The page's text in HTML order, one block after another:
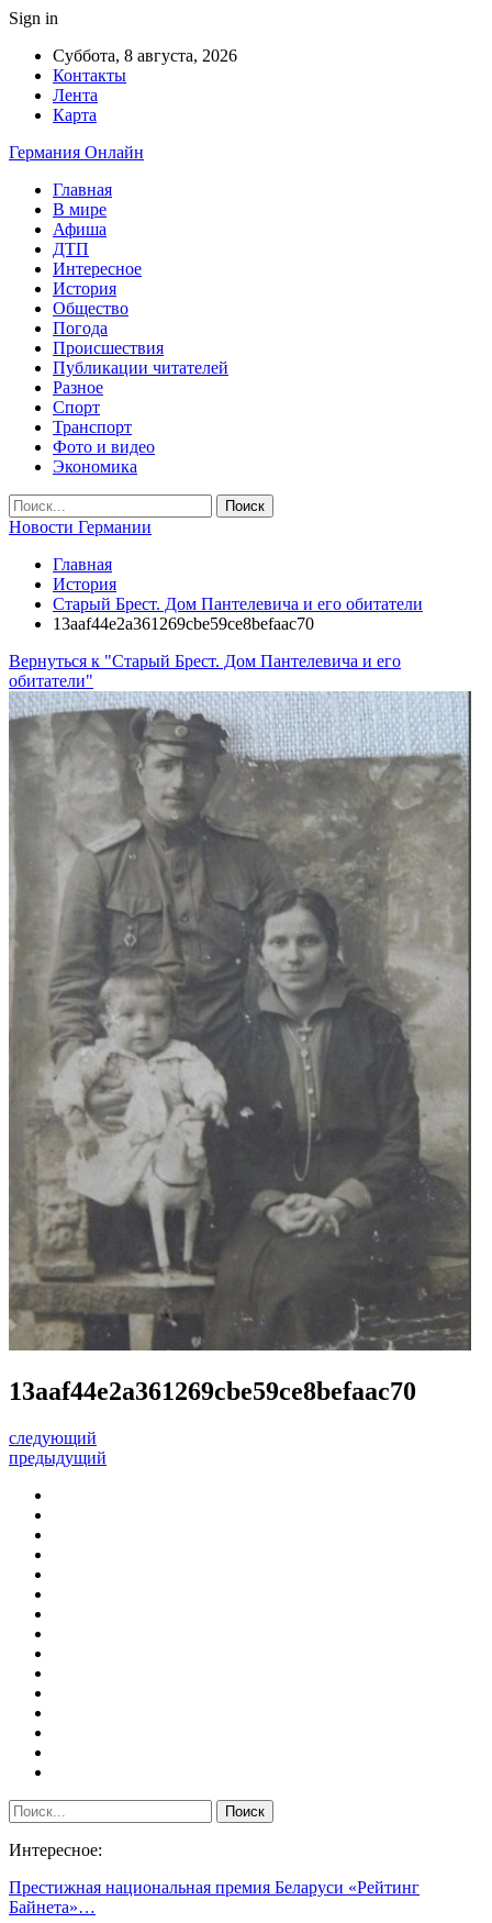
Sign in
Суббота, 8 августа, 2026
Контакты
Лента
Карта
Германия Онлайн
Главная
В мире
Афиша
ДТП
Интересное
История
Общество
Погода
Происшествия
Публикации читателей
Разное
Спорт
Транспорт
Фото и видео
Экономика
Новости Германии
Главная
История
Старый Брест. Дом Пантелевича и его обитатели
13aaf44e2a361269cbe59ce8befaac70
Вернуться к "Старый Брест. Дом Пантелевича и его
обитатели"
13aaf44e2a361269cbe59ce8befaac70
следующий
предыдущий
Интересное:
Престижная национальная премия Беларуси «Рейтинг
Байнета»…